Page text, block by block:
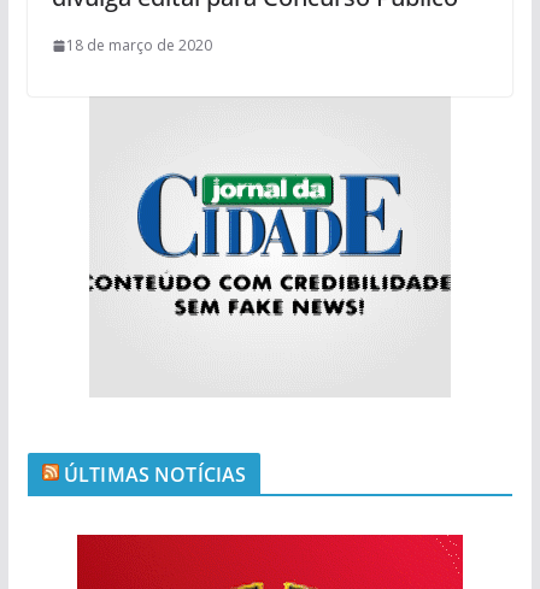
18 de março de 2020
ÚLTIMAS NOTÍCIAS